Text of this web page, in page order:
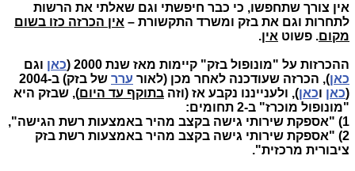
אין צורך שתחפשו, כי כבר חיפשתי וגם שאלתי את הרשות
לתחרות וגם את בזק ומשרד התקשורת – אין הכרזה כזו בשום
מקום. פשוט אין.
ההכרזות על "מונופול בזק" קיימות מאז שנת 2000 ( כאן וגם
כאן), הכרזה שעודכנה לאחר מכן (לאור ערר
של בזק) ב-2004
(כאן וכאן), ולענייננו נקבע אז (וזה בתוקף עד היום), שבזק היא
"מונופול מוכרז" ב-2 תחומים:
1) "אספקת שירותי גישה בקצב מהיר באמצעות רשת הגישה",
2) "אספקת שירותי גישה בקצב מהיר באמצעות רשת בזק
ציבורית מרכזית".